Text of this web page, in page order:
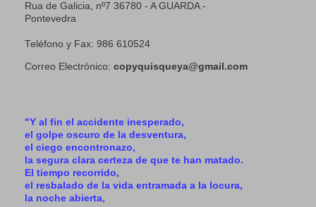
Rua de Galicia, nº7 36780 - A GUARDA -
Pontevedra
Teléfono y Fax: 986 610524
Correo Electrónico: copyquisqueya@gmail.com
"Y al fin el accidente inesperado,
el golpe oscuro de la desventura,
el ciego encontronazo,
la segura clara certeza de que te han matado.
El tiempo recorrido,
el resbalado de la vida entramada a la locura,
la noche abierta,